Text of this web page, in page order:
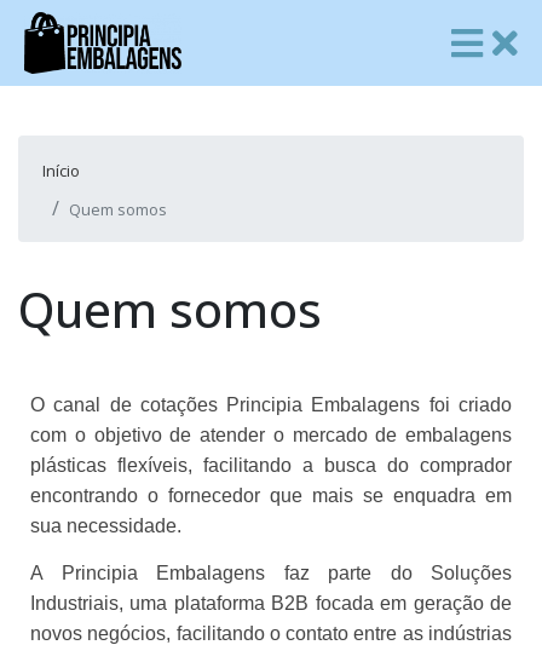
Início
Quem somos
Quem somos
O canal de cotações Principia Embalagens foi criado
com o objetivo de atender o mercado de embalagens
plásticas flexíveis, facilitando a busca do comprador
encontrando o fornecedor que mais se enquadra em
sua necessidade.
A Principia Embalagens faz parte do Soluções
Industriais, uma plataforma B2B focada em geração de
novos negócios, facilitando o contato entre as indústrias